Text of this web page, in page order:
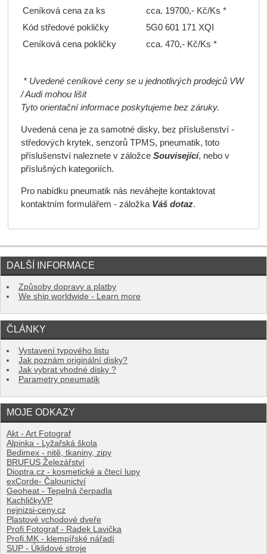
Ceníková cena za ks
cca. 19700,- Kč/Ks *
Kód středové pokličky
5G0 601 171 XQI
Ceníková cena pokličky
cca. 470,- Kč/Ks *
* Uvedené ceníkové ceny se u jednotlivých prodejců VW
/ Audi mohou lišit
Tyto orientační informace poskytujeme bez záruky.
Uvedená cena je za samotné disky, bez příslušenství -
středových krytek, senzorů TPMS, pneumatik, toto
příslušenství naleznete v záložce Související, nebo v
příslušných kategoriích.
Pro nabídku pneumatik nás neváhejte kontaktovat
kontaktním formulářem - záložka Váš dotaz.
DALŠÍ INFORMACE
Způsoby dopravy a platby
We ship worldwide - Learn more
ČLÁNKY
Vystavení typového listu
Jak poznám originální disky?
Jak vybrat vhodné disky ?
Parametry pneumatik
MOJE ODKAZY
Akt - Art Fotograf
Alpinka - Lyžařská škola
Bedimex - nitě, tkaniny, zipy
BRUFUS Železářství
Dioptra.cz - kosmetické a čtecí lupy
exCorde- Čalounictví
Geoheat - Tepelná čerpadla
KachličkyVP
nejnizsi-ceny.cz
Plastové vchodové dveře
Profi Fotograf - Radek Lavička
Profi.MK - klempířské nářadí
SUP - Úklidové stroje